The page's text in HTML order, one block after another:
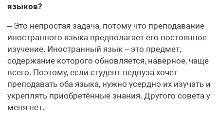
языков?
– Это непростая задача, потому что преподавание
иностранного языка предполагает его постоянное
изучение. Иностранный язык – это предмет,
содержание которого обновляется, наверное, чаще
всего. Поэтому, если студент педвуза хочет
преподавать оба языка, нужно усердно их изучать и
укреплять приобретённые знания. Другого совета у
меня нет.